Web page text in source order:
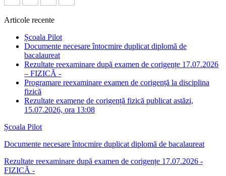
Articole recente
Școala Pilot
Documente necesare întocmire duplicat diplomă de
bacalaureat
Rezultate reexaminare după examen de corigențe 17.07.2026
– FIZICĂ -
Programare reexaminare examen de corigență la disciplina
fizică
Rezultate examene de corigență fizică publicat astăzi,
15.07.2026, ora 13:08
Școala Pilot
Documente necesare întocmire duplicat diplomă de bacalaureat
Rezultate reexaminare după examen de corigențe 17.07.2026 -
FIZICĂ -